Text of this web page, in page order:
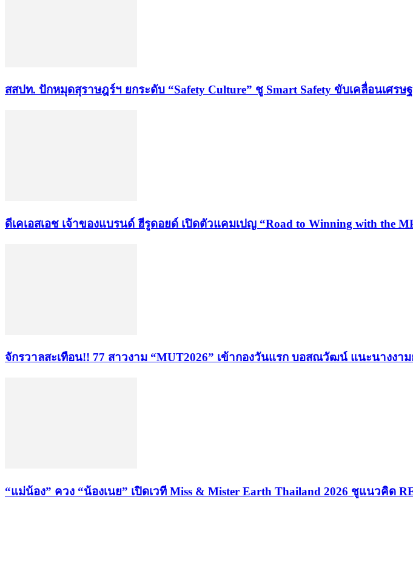
สสปท. ปักหมุดสุราษฎร์ฯ ยกระดับ “Safety Culture” ชู Smart Safety ขับเคลื่อนเศรษ
ดีเคเอสเอช เจ้าของแบรนด์ ฮีรูดอยด์ เปิดตัวแคมเปญ “Road to Winning with the
จักรวาลสะเทือน!! 77 สาวงาม “MUT2026” เข้ากองวันแรก บอสณวัฒน์ แนะนางงา
“แม่น้อง” ควง “น้องเนย” เปิดเวที Miss & Mister Earth Thailand 2026 ชูแนวคิด